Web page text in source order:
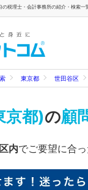
税理士・会計事務所の紹介・検索一
東京都 世田谷区
京都)の顧
内でご要望に合っ